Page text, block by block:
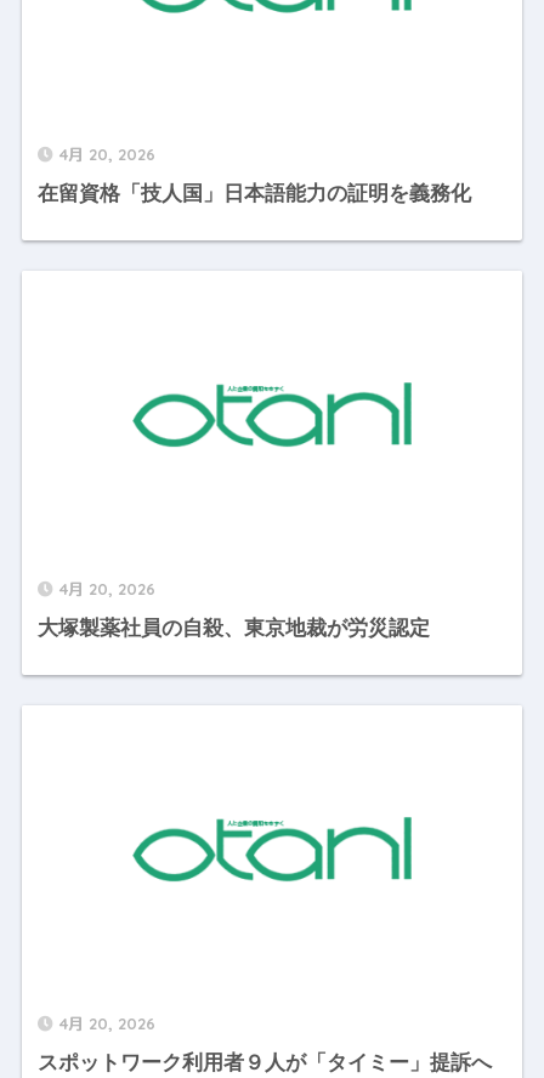
4月 20, 2026
在留資格「技人国」日本語能力の証明を義務化
4月 20, 2026
大塚製薬社員の自殺、東京地裁が労災認定
4月 20, 2026
スポットワーク利用者９人が「タイミー」提訴へ